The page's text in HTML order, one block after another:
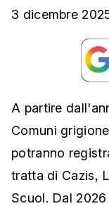
3 dicembre
A partire
Comuni
potranno
tratta di Cazis,
Scuol. Dal